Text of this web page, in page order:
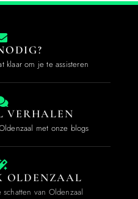
klaar om je te assisteren
VERHALEN
met onze blogs
OLDENZAAL
van Oldenzaal